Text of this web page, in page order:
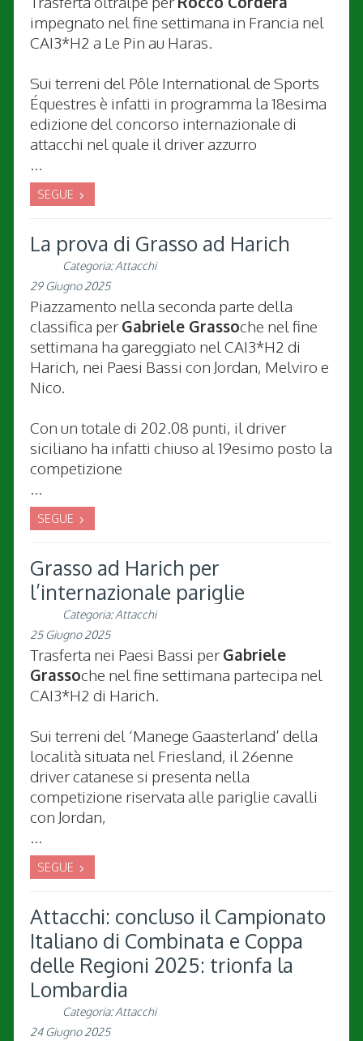
impegnato nel fine settimana in Francia nel
CAI3*H2 a Le Pin au Haras.
Sui terreni del Pôle International de Sports
Équestres è infatti in programma la 18esima
edizione del concorso internazionale di
attacchi nel quale il driver azzurro
...
SEGUE
La prova di Grasso ad Harich
Categoria:Attacchi
29 Giugno 2025
Piazzamento nella seconda parte della
classifica per Gabriele Grassoche nel fine
settimana ha gareggiato nel CAI3*H2 di
Harich, nei Paesi Bassi con Jordan, Melviro e
Nico.
Con un totale di 202.08 punti, il driver
siciliano ha infatti chiuso al 19esimo posto la
competizione
...
SEGUE
Grasso ad Harich per
l’internazionale pariglie
Categoria:Attacchi
25 Giugno 2025
Trasferta nei Paesi Bassi per Gabriele
Grassoche nel fine settimana partecipa nel
CAI3*H2 di Harich.
Sui terreni del ‘Manege Gaasterland’ della
località situata nel Friesland, il 26enne
driver catanese si presenta nella
competizione riservata alle pariglie cavalli
con Jordan,
...
SEGUE
Attacchi: concluso il Campionato
Italiano di Combinata e Coppa
delle Regioni 2025: trionfa la
Lombardia
Categoria:Attacchi
24 Giugno 2025